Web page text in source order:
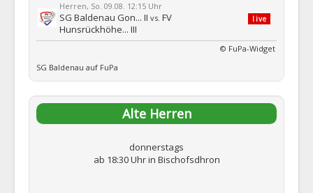
Herren, So. 09.08. 12:15 Uhr
SG Baldenau Gon... II vs. FV
Hunsrückhöhe... III
live
© FuPa-Widget
SG Baldenau auf FuPa
Alte Herren
donnerstags
ab 18:30 Uhr in Bischofsdhron